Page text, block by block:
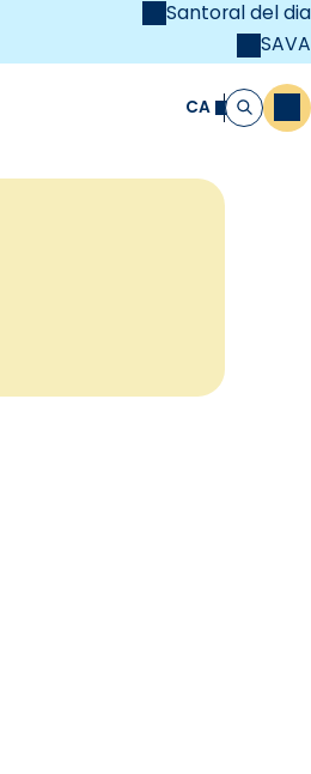
Santoral del dia
SAVA
CA Cerca